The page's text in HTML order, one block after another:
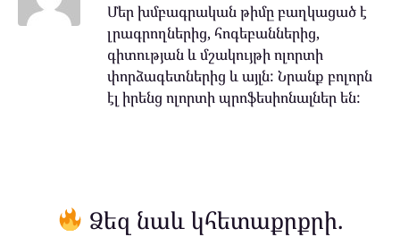
Մեր խմբագրական թիմը բաղկացած է
լրագրողներից, հոգեբաններից,
գիտության և մշակույթի ոլորտի
փորձագետներից և այլն: Նրանք բոլորն
էլ իրենց ոլորտի պրոֆեսիոնալներ են:
Ձեզ նաև կհետաքրքրի.